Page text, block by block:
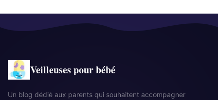
Veilleuses pour bébé
Un blog dédié aux parents qui souhaitent accompagner